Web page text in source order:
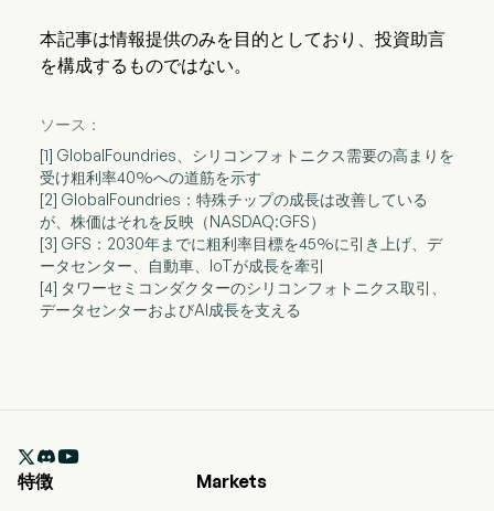
本記事は情報提供のみを目的としており、投資助言
を構成するものではない。
ソース：
[1] GlobalFoundries、シリコンフォトニクス需要の高まりを
受け粗利率40%への道筋を示す
[2] GlobalFoundries：特殊チップの成長は改善している
が、株価はそれを反映（NASDAQ:GFS）
[3] GFS：2030年までに粗利率目標を45%に引き上げ、デ
ータセンター、自動車、IoTが成長を牽引
[4] タワーセミコンダクターのシリコンフォトニクス取引、
データセンターおよびAI成長を支える

特徴
Markets